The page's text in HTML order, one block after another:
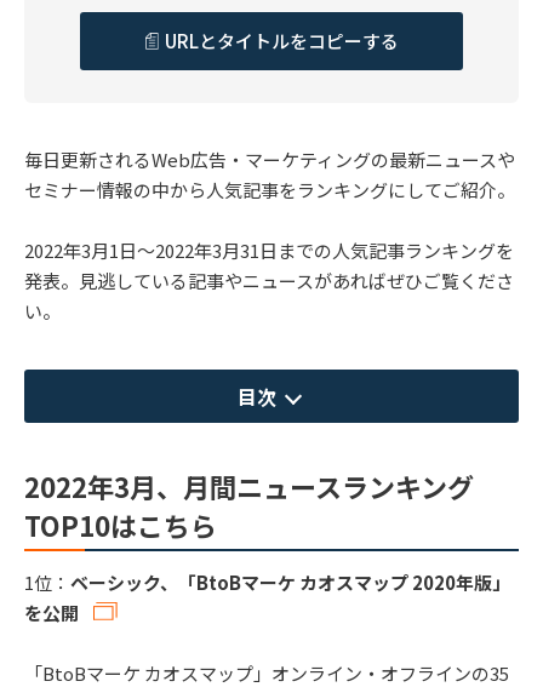
URLとタイトルをコピーする
毎日更新されるWeb広告・マーケティングの最新ニュースや
セミナー情報の中から人気記事をランキングにしてご紹介。
2022年3月1日～2022年3月31日までの人気記事ランキングを
発表。見逃している記事やニュースがあればぜひご覧くださ
い。
目次
2022年3月、月間ニュースランキング
TOP10はこちら
1位： ベーシック、「BtoBマーケ カオスマップ 2020年版」
を公開
「BtoBマーケ カオスマップ」オンライン・オフラインの35